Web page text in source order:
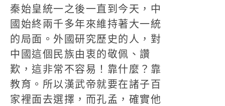
秦始皇統一之後一直到今天，中
國始終兩千多年來維持著大一統
的局面。外國研究歷史的人，對
中國這個民族由衷的敬佩、讚
歎，這非常不容易！靠什麼？靠
教育。所以漢武帝就要在諸子百
家裡面去選擇，而孔孟，確實他